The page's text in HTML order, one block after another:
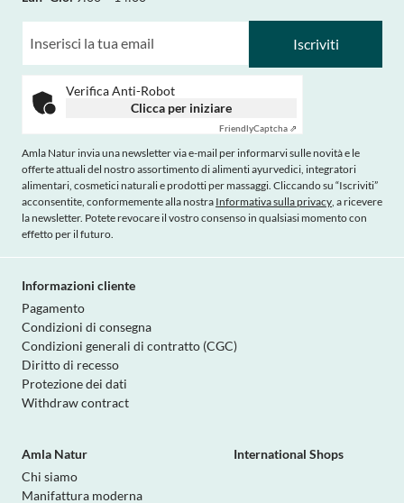
Iscriviti
Verifica Anti-Robot
Clicca per iniziare
FriendlyCaptcha ⇗
Amla Natur invia una newsletter via e-mail per informarvi sulle novità e le
offerte attuali del nostro assortimento di alimenti ayurvedici, integratori
alimentari, cosmetici naturali e prodotti per massaggi. Cliccando su “Iscriviti”
acconsentite, conformemente alla nostra Informativa sulla privacy, a ricevere
la newsletter. Potete revocare il vostro consenso in qualsiasi momento con
effetto per il futuro.
Informazioni cliente
Pagamento
Condizioni di consegna
Condizioni generali di contratto (CGC)
Diritto di recesso
Protezione dei dati
Withdraw contract
Amla Natur
Chi siamo
Manifattura moderna
International Shops